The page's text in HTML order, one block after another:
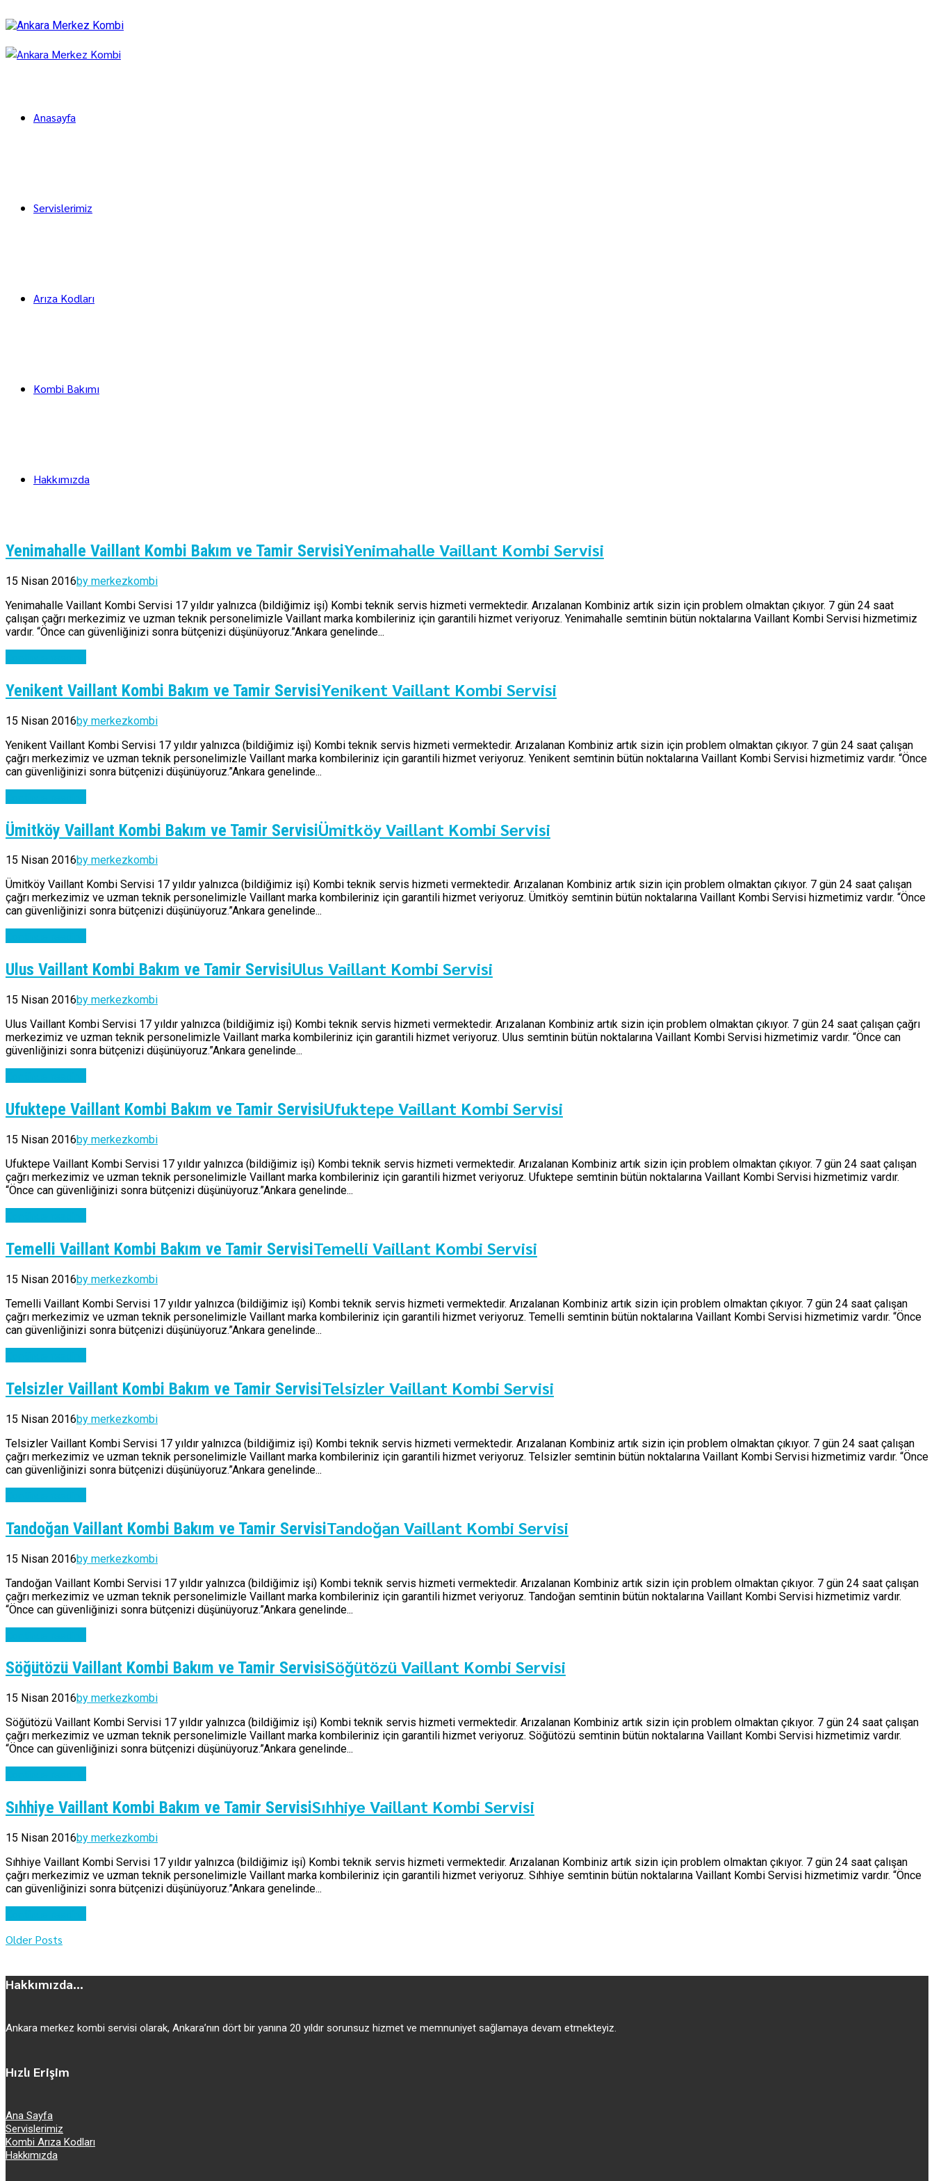
Anasayfa
Servislerimiz
Arıza Kodları
Kombi Bakımı
Hakkımızda
Yenimahalle Vaillant Kombi Bakım ve Tamir ServisiYenimahalle Vaillant Kombi Servisi
15 Nisan 2016by merkezkombi
Yenimahalle Vaillant Kombi Servisi 17 yıldır yalnızca (bildiğimiz işi) Kombi teknik servis hizmeti vermektedir. Arızalanan Kombiniz artık sizin için problem olmaktan çıkıyor. 7 gün 24 saat
çalışan çağrı merkezimiz ve uzman teknik personelimizle Vaillant marka kombileriniz için garantili hizmet veriyoruz. Yenimahalle semtinin bütün noktalarına Vaillant Kombi Servisi hizmetimiz
vardır. “Önce can güvenliğinizi sonra bütçenizi düşünüyoruz.”Ankara genelinde...
Yenikent Vaillant Kombi Bakım ve Tamir ServisiYenikent Vaillant Kombi Servisi
15 Nisan 2016by merkezkombi
Yenikent Vaillant Kombi Servisi 17 yıldır yalnızca (bildiğimiz işi) Kombi teknik servis hizmeti vermektedir. Arızalanan Kombiniz artık sizin için problem olmaktan çıkıyor. 7 gün 24 saat çalışan
çağrı merkezimiz ve uzman teknik personelimizle Vaillant marka kombileriniz için garantili hizmet veriyoruz. Yenikent semtinin bütün noktalarına Vaillant Kombi Servisi hizmetimiz vardır. “Önce
can güvenliğinizi sonra bütçenizi düşünüyoruz.”Ankara genelinde...
Ümitköy Vaillant Kombi Bakım ve Tamir ServisiÜmitköy Vaillant Kombi Servisi
15 Nisan 2016by merkezkombi
Ümitköy Vaillant Kombi Servisi 17 yıldır yalnızca (bildiğimiz işi) Kombi teknik servis hizmeti vermektedir. Arızalanan Kombiniz artık sizin için problem olmaktan çıkıyor. 7 gün 24 saat çalışan
çağrı merkezimiz ve uzman teknik personelimizle Vaillant marka kombileriniz için garantili hizmet veriyoruz. Ümitköy semtinin bütün noktalarına Vaillant Kombi Servisi hizmetimiz vardır. “Önce
can güvenliğinizi sonra bütçenizi düşünüyoruz.”Ankara genelinde...
Ulus Vaillant Kombi Bakım ve Tamir ServisiUlus Vaillant Kombi Servisi
15 Nisan 2016by merkezkombi
Ulus Vaillant Kombi Servisi 17 yıldır yalnızca (bildiğimiz işi) Kombi teknik servis hizmeti vermektedir. Arızalanan Kombiniz artık sizin için problem olmaktan çıkıyor. 7 gün 24 saat çalışan çağrı
merkezimiz ve uzman teknik personelimizle Vaillant marka kombileriniz için garantili hizmet veriyoruz. Ulus semtinin bütün noktalarına Vaillant Kombi Servisi hizmetimiz vardır. “Önce can
güvenliğinizi sonra bütçenizi düşünüyoruz.”Ankara genelinde...
Ufuktepe Vaillant Kombi Bakım ve Tamir ServisiUfuktepe Vaillant Kombi Servisi
15 Nisan 2016by merkezkombi
Ufuktepe Vaillant Kombi Servisi 17 yıldır yalnızca (bildiğimiz işi) Kombi teknik servis hizmeti vermektedir. Arızalanan Kombiniz artık sizin için problem olmaktan çıkıyor. 7 gün 24 saat çalışan
çağrı merkezimiz ve uzman teknik personelimizle Vaillant marka kombileriniz için garantili hizmet veriyoruz. Ufuktepe semtinin bütün noktalarına Vaillant Kombi Servisi hizmetimiz vardır.
“Önce can güvenliğinizi sonra bütçenizi düşünüyoruz.”Ankara genelinde...
Temelli Vaillant Kombi Bakım ve Tamir ServisiTemelli Vaillant Kombi Servisi
15 Nisan 2016by merkezkombi
Temelli Vaillant Kombi Servisi 17 yıldır yalnızca (bildiğimiz işi) Kombi teknik servis hizmeti vermektedir. Arızalanan Kombiniz artık sizin için problem olmaktan çıkıyor. 7 gün 24 saat çalışan
çağrı merkezimiz ve uzman teknik personelimizle Vaillant marka kombileriniz için garantili hizmet veriyoruz. Temelli semtinin bütün noktalarına Vaillant Kombi Servisi hizmetimiz vardır. “Önce
can güvenliğinizi sonra bütçenizi düşünüyoruz.”Ankara genelinde...
Telsizler Vaillant Kombi Bakım ve Tamir ServisiTelsizler Vaillant Kombi Servisi
15 Nisan 2016by merkezkombi
Telsizler Vaillant Kombi Servisi 17 yıldır yalnızca (bildiğimiz işi) Kombi teknik servis hizmeti vermektedir. Arızalanan Kombiniz artık sizin için problem olmaktan çıkıyor. 7 gün 24 saat çalışan
çağrı merkezimiz ve uzman teknik personelimizle Vaillant marka kombileriniz için garantili hizmet veriyoruz. Telsizler semtinin bütün noktalarına Vaillant Kombi Servisi hizmetimiz vardır. “Önce
can güvenliğinizi sonra bütçenizi düşünüyoruz.”Ankara genelinde...
Tandoğan Vaillant Kombi Bakım ve Tamir ServisiTandoğan Vaillant Kombi Servisi
15 Nisan 2016by merkezkombi
Tandoğan Vaillant Kombi Servisi 17 yıldır yalnızca (bildiğimiz işi) Kombi teknik servis hizmeti vermektedir. Arızalanan Kombiniz artık sizin için problem olmaktan çıkıyor. 7 gün 24 saat çalışan
çağrı merkezimiz ve uzman teknik personelimizle Vaillant marka kombileriniz için garantili hizmet veriyoruz. Tandoğan semtinin bütün noktalarına Vaillant Kombi Servisi hizmetimiz vardır.
“Önce can güvenliğinizi sonra bütçenizi düşünüyoruz.”Ankara genelinde...
Söğütözü Vaillant Kombi Bakım ve Tamir ServisiSöğütözü Vaillant Kombi Servisi
15 Nisan 2016by merkezkombi
Söğütözü Vaillant Kombi Servisi 17 yıldır yalnızca (bildiğimiz işi) Kombi teknik servis hizmeti vermektedir. Arızalanan Kombiniz artık sizin için problem olmaktan çıkıyor. 7 gün 24 saat çalışan
çağrı merkezimiz ve uzman teknik personelimizle Vaillant marka kombileriniz için garantili hizmet veriyoruz. Söğütözü semtinin bütün noktalarına Vaillant Kombi Servisi hizmetimiz vardır.
“Önce can güvenliğinizi sonra bütçenizi düşünüyoruz.”Ankara genelinde...
Sıhhiye Vaillant Kombi Bakım ve Tamir ServisiSıhhiye Vaillant Kombi Servisi
15 Nisan 2016by merkezkombi
Sıhhiye Vaillant Kombi Servisi 17 yıldır yalnızca (bildiğimiz işi) Kombi teknik servis hizmeti vermektedir. Arızalanan Kombiniz artık sizin için problem olmaktan çıkıyor. 7 gün 24 saat çalışan
çağrı merkezimiz ve uzman teknik personelimizle Vaillant marka kombileriniz için garantili hizmet veriyoruz. Sıhhiye semtinin bütün noktalarına Vaillant Kombi Servisi hizmetimiz vardır. “Önce
can güvenliğinizi sonra bütçenizi düşünüyoruz.”Ankara genelinde...
Older Posts
Hakkımızda...
Ankara merkez kombi servisi olarak, Ankara’nın dört bir yanına 20 yıldır sorunsuz hizmet ve memnuniyet sağlamaya devam etmekteyiz.
Hızlı Erişim
Ana Sayfa
Servislerimiz
Kombi Arıza Kodları
Hakkımızda